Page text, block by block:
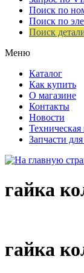
Поиск по
Поиск по
Поиск
Меню
Каталог
Как купить
О магазине
Контакты
Новости
Запчасти
гайка
гайка